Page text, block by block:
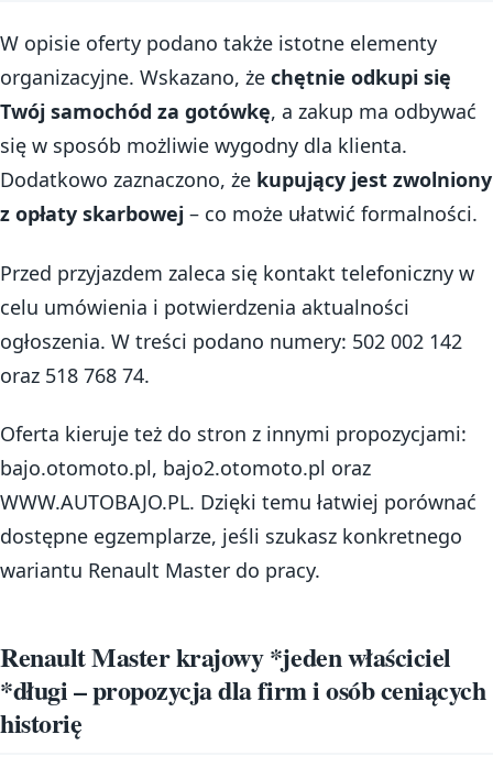
W opisie oferty podano także istotne elementy
organizacyjne. Wskazano, że chętnie odkupi się
Twój samochód za gotówkę, a zakup ma odbywać
się w sposób możliwie wygodny dla klienta.
Dodatkowo zaznaczono, że kupujący jest zwolniony
z opłaty skarbowej – co może ułatwić formalności.
Przed przyjazdem zaleca się kontakt telefoniczny w
celu umówienia i potwierdzenia aktualności
ogłoszenia. W treści podano numery: 502 002 142
oraz 518 768 74.
Oferta kieruje też do stron z innymi propozycjami:
bajo.otomoto.pl, bajo2.otomoto.pl oraz
WWW.AUTOBAJO.PL. Dzięki temu łatwiej porównać
dostępne egzemplarze, jeśli szukasz konkretnego
wariantu Renault Master do pracy.
Renault Master krajowy *jeden właściciel
*długi – propozycja dla firm i osób ceniących
historię